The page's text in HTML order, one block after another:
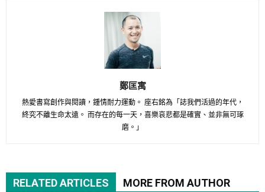
鄭匡寓
熱愛書寫創作與閱讀，鍾情耐力運動。 座右銘為「誌我們活過的年代，
終究不離生命太遠。 而存在的每一天，喜樂哀悲都是確實、並非無可琢
磨。」
RELATED ARTICLES MORE FROM AUTHOR